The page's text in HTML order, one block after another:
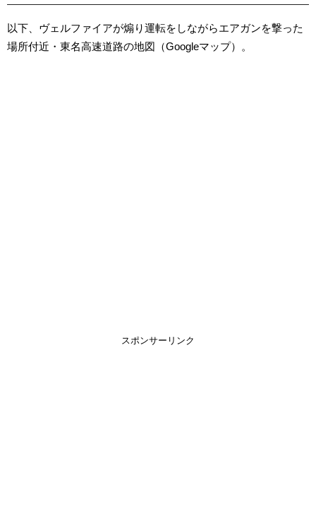
以下、ヴェルファイアが煽り運転をしながらエアガンを撃った
場所付近・東名高速道路の地図（Googleマップ）。
スポンサーリンク